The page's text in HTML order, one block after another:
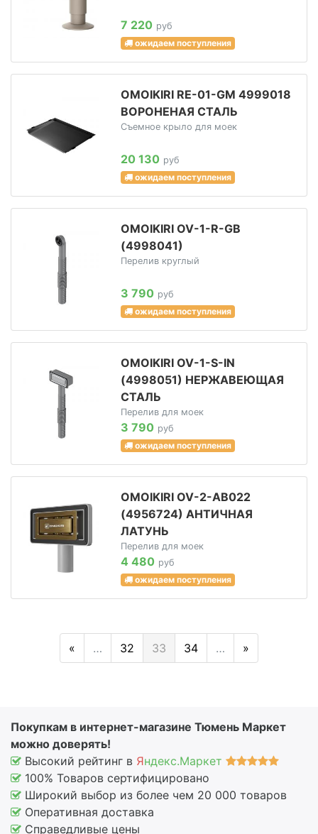
7 220 руб
ожидаем поступления
OMOIKIRI RE-01-GM 4999018
ВОРОНЕНАЯ СТАЛЬ
Съемное крыло для моек
20 130 руб
ожидаем поступления
OMOIKIRI OV-1-R-GB
(4998041)
Перелив круглый
3 790 руб
ожидаем поступления
OMOIKIRI OV-1-S-IN
(4998051) НЕРЖАВЕЮЩАЯ
СТАЛЬ
Перелив для моек
3 790 руб
ожидаем поступления
OMOIKIRI OV-2-AB022
(4956724) АНТИЧНАЯ
ЛАТУНЬ
Перелив для моек
4 480 руб
ожидаем поступления
« … 32 33 34 … »
Покупкам в интернет-магазине Тюмень Маркет
можно доверять!
Высокий рейтинг в Яндекс.Маркет
100% Товаров сертифицировано
Широкий выбор из более чем 20 000 товаров
Оперативная доставка
Справедливые цены